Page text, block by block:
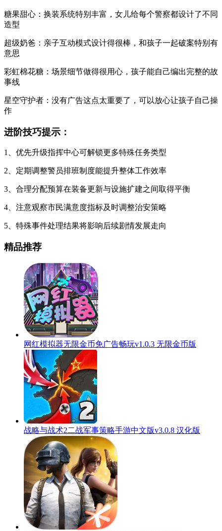
糖果甜心：换装系统特别丰富，女儿给每个警察都设计了不同
造型
超级奶爸：亲子互动模式设计得很棒，和孩子一起破案特别有
意思
彩虹棉花糖：场景细节做得很用心，孩子能自己编出完整的故
事线
星空守护者：没有广告这点太重要了，可以放心让孩子自己操
作
进阶技巧提示：
1、优先升级指挥中心可解锁更多特殊任务类型
2、定期调整警员排班制度能提升整体工作效率
3、合理分配预算在装备更新与设施扩建之间取得平衡
4、注意观察市民满意度指标及时调整治安策略
5、特殊事件处理结果将影响后续剧情发展走向
精品推荐
网红模拟器无限金币免广告畅玩v1.0.3 无限金币版
战略与战术2二战军事策略手游中文版v3.0.8 汉化版